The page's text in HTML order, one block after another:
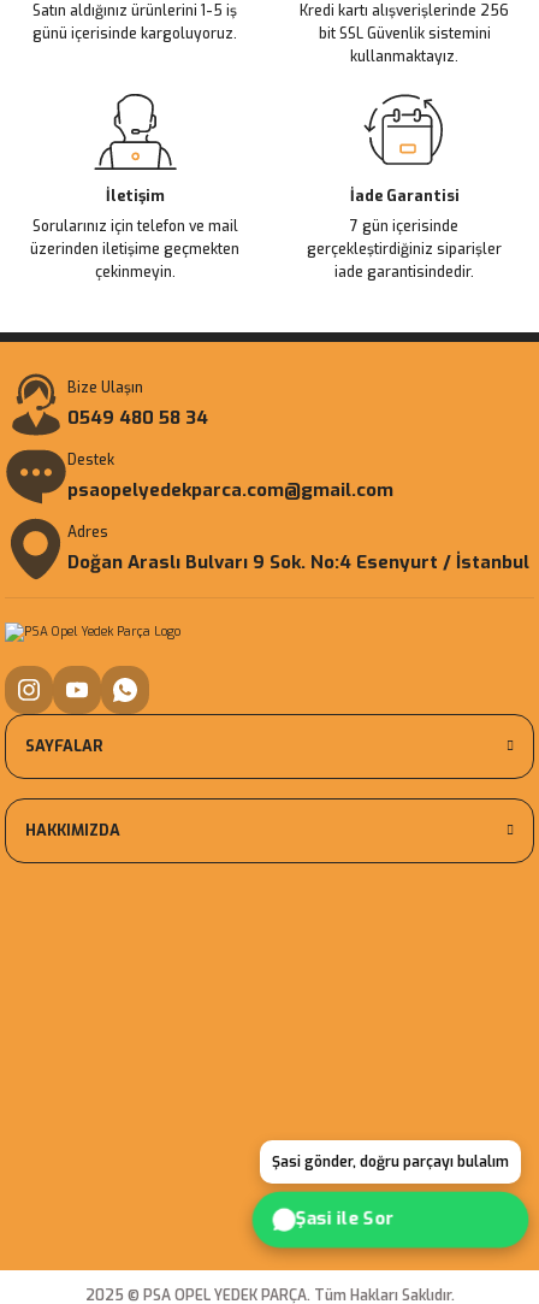
Bu ürüne benzer farklı alternatifler olmalı.
Satın aldığınız ürünlerini 1-5 iş
günü içerisinde kargoluyoruz.
Kredi kartı alışverişlerinde 256
bit SSL Güvenlik sistemini
kullanmaktayız.
İletişim
Sorularınız için telefon ve mail
üzerinden iletişime geçmekten
çekinmeyin.
İade Garantisi
7 gün içerisinde
gerçekleştirdiğiniz siparişler
iade garantisindedir.
Bize Ulaşın
0549 480 58 34
Destek
psaopelyedekparca.com@gmail.com
Adres
Doğan Araslı Bulvarı 9 Sok. No:4 Esenyurt / İstanbul
Şasi gönder, doğru parçayı bulalım
Şasi ile Sor
SAYFALAR
HAKKIMIZDA
2025 © PSA OPEL YEDEK PARÇA. Tüm Hakları Saklıdır.